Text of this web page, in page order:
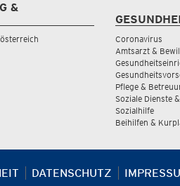
&
Coronavirus
Amtsarzt &
Pflege &
Soziale Dienste
Sozialhilfe
Beihilfen &
DATENSCHUTZ